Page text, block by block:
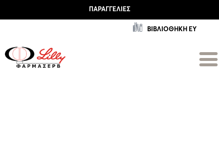
ΠΑΡΑΓΓΕΛΊΕΣ
ΒΙΒΛΙΟΘΗΚΗ ΕΥ